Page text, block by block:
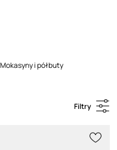
mokasyny i półbuty
Filtry